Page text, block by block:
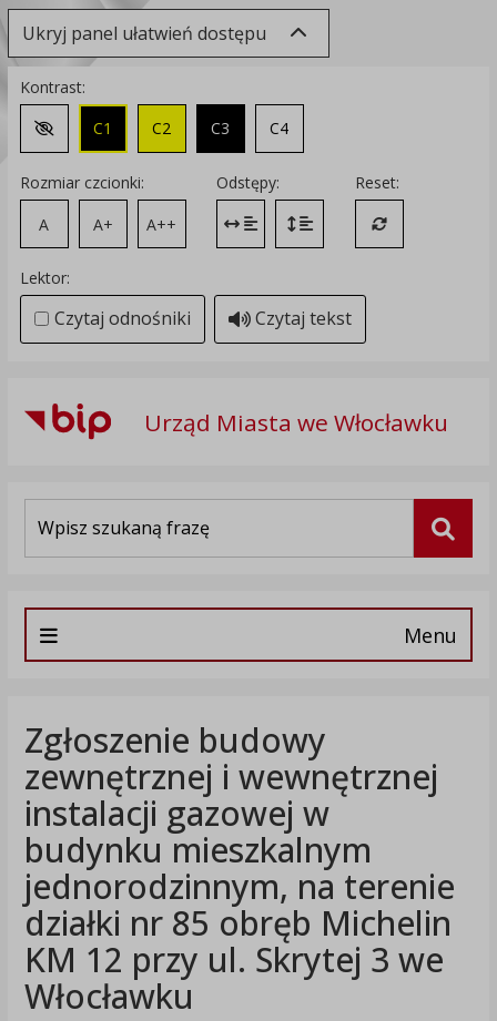
Ukryj panel ułatwień dostępu
Kontrast:
Zmień kontrast na domyślny
C1 C2 C3 C4
Rozmiar czcionki:
A
A+ A++
Odstępy:
Zmień odstęp między literami
Zmień interlinię i margines
Reset:
Przywróć
Lektor:
Czytaj odnośniki Czytaj tekst
Urząd Miasta we Włocławku
Menu
Zgłoszenie budowy
zewnętrznej i wewnętrznej
instalacji gazowej w
budynku mieszkalnym
jednorodzinnym, na terenie
działki nr 85 obręb Michelin
KM 12 przy ul. Skrytej 3 we
Włocławku